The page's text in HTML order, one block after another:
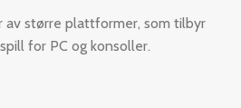
større plattformer, som tilbyr
for PC og konsoller.